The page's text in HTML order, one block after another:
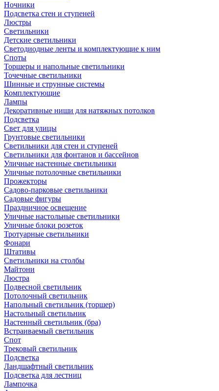
Ночники
Подсветка стен и ступеней
Люстры
Светильники
Детские светильники
Светодиодные ленты и комплектующие к ним
Споты
Торшеры и напольные светильники
Точечные светильники
Шинные и струнные системы
Комплектующие
Лампы
Декоративные ниши для натяжных потолков
Подсветка
Свет для улицы
Грунтовые светильники
Светильники для стен и ступеней
Светильники для фонтанов и бассейнов
Уличные настенные светильники
Уличные потолочные светильники
Прожекторы
Садово-парковые светильники
Садовые фигуры
Праздничное освещение
Уличные настольные светильники
Уличные блоки розеток
Тротуарные светильники
Фонари
Штативы
Светильники на столбы
Майтони
Люстра
Подвесной светильник
Потолочный светильник
Напольный светильник (торшер)
Настольный светильник
Настенный светильник (бра)
Встраиваемый светильник
Спот
Трековый светильник
Подсветка
Ландшафтный светильник
Подсветка для лестниц
Лампочка